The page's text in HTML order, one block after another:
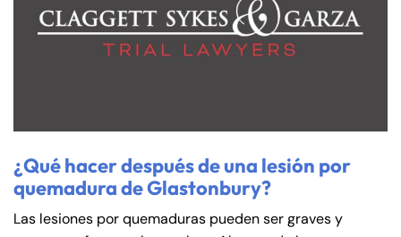
¿Qué hacer después de una lesión por
quemadura de Glastonbury?
Las lesiones por quemaduras pueden ser graves y
Farmington - Hours
Answering Service
24/7
Office Hours
8:30 AM – 5:00
Enfield - Hours
Answering Service
24/7
Office Hours
8:30 AM – 5:00